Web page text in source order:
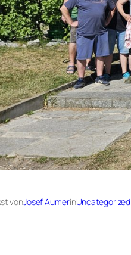
vonJosef AumerinUncategorized